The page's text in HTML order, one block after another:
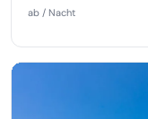
ab / Nacht